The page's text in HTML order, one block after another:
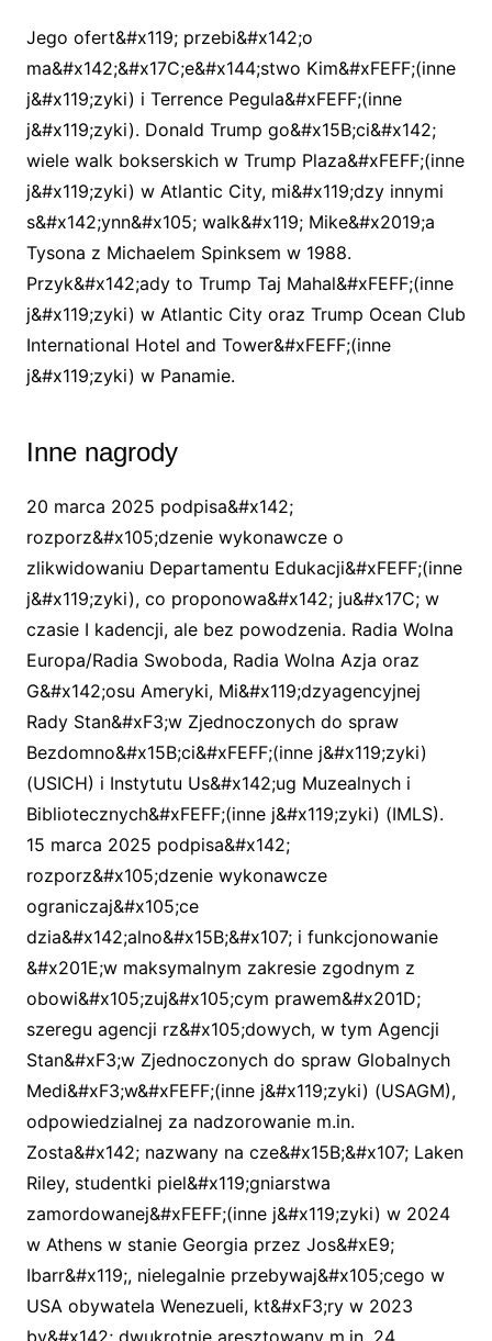
Jego ofert&#x119; przebi&#x142;o
ma&#x142;&#x17C;e&#x144;stwo Kim&#xFEFF;(inne
j&#x119;zyki) i Terrence Pegula&#xFEFF;(inne
j&#x119;zyki). Donald Trump go&#x15B;ci&#x142;
wiele walk bokserskich w Trump Plaza&#xFEFF;(inne
j&#x119;zyki) w Atlantic City, mi&#x119;dzy innymi
s&#x142;ynn&#x105; walk&#x119; Mike&#x2019;a
Tysona z Michaelem Spinksem w 1988.
Przyk&#x142;ady to Trump Taj Mahal&#xFEFF;(inne
j&#x119;zyki) w Atlantic City oraz Trump Ocean Club
International Hotel and Tower&#xFEFF;(inne
j&#x119;zyki) w Panamie.
Inne nagrody
20 marca 2025 podpisa&#x142;
rozporz&#x105;dzenie wykonawcze o
zlikwidowaniu Departamentu Edukacji&#xFEFF;(inne
j&#x119;zyki), co proponowa&#x142; ju&#x17C; w
czasie I kadencji, ale bez powodzenia. Radia Wolna
Europa/Radia Swoboda, Radia Wolna Azja oraz
G&#x142;osu Ameryki, Mi&#x119;dzyagencyjnej
Rady Stan&#xF3;w Zjednoczonych do spraw
Bezdomno&#x15B;ci&#xFEFF;(inne j&#x119;zyki)
(USICH) i Instytutu Us&#x142;ug Muzealnych i
Bibliotecznych&#xFEFF;(inne j&#x119;zyki) (IMLS).
15 marca 2025 podpisa&#x142;
rozporz&#x105;dzenie wykonawcze
ograniczaj&#x105;ce
dzia&#x142;alno&#x15B;&#x107; i funkcjonowanie
&#x201E;w maksymalnym zakresie zgodnym z
obowi&#x105;zuj&#x105;cym prawem&#x201D;
szeregu agencji rz&#x105;dowych, w tym Agencji
Stan&#xF3;w Zjednoczonych do spraw Globalnych
Medi&#xF3;w&#xFEFF;(inne j&#x119;zyki) (USAGM),
odpowiedzialnej za nadzorowanie m.in.
Zosta&#x142; nazwany na cze&#x15B;&#x107; Laken
Riley, studentki piel&#x119;gniarstwa
zamordowanej&#xFEFF;(inne j&#x119;zyki) w 2024
w Athens w stanie Georgia przez Jos&#xE9;
Ibarr&#x119;, nielegalnie przebywaj&#x105;cego w
USA obywatela Wenezueli, kt&#xF3;ry w 2023
by&#x142; dwukrotnie aresztowany m.in. 24